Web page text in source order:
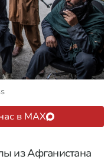
в MAX
из Афганистана